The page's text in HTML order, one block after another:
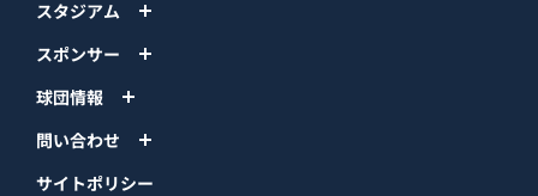
スタジアム
スポンサー
球団情報
問い合わせ
サイトポリシー